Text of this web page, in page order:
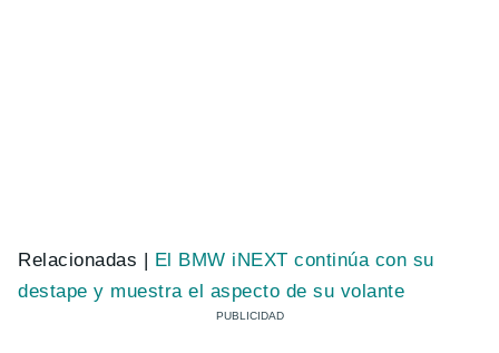
Relacionadas | El BMW iNEXT continúa con su
destape y muestra el aspecto de su volante